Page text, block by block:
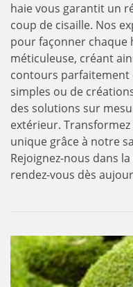
haie vous garantit un
coup de cisaille. Nos
pour façonner chaque
méticuleuse, créant
contours parfaitement
simples ou de
des solutions sur
extérieur.
unique grâce à notre
Rejoignez-nous dans
rendez-vous dès